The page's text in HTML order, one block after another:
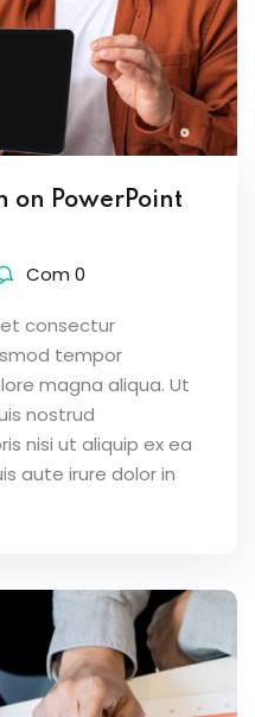
on PowerPoint
Com 0
consectur
tempor
magna aliqua. Ut
nostrud
nisi ut aliquip ex ea
aute irure dolor in